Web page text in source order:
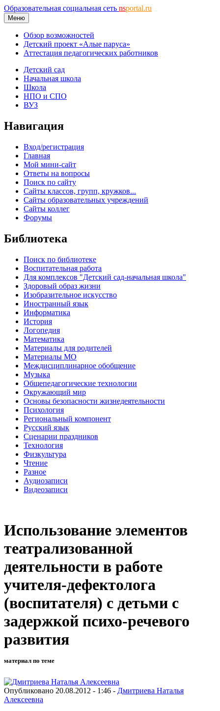
Образовательная социальная сеть nsportal.ru
Меню
Обзор возможностей
Детский проект «Алые паруса»
Аттестация педагогических работников
Детский сад
Начальная школа
Школа
НПО и СПО
ВУЗ
Навигация
Вход/регистрация
Главная
Мой мини-сайт
Ответы на вопросы
Поиск по сайту
Сайты классов, групп, кружков...
Сайты образовательных учреждений
Сайты коллег
Форумы
Библиотека
Поиск по библиотеке
Воспитательная работа
Для комплексов "Детский сад-начальная школа"
Здоровый образ жизни
Изобразительное искусство
Иностранный язык
Информатика
История
Логопедия
Математика
Материалы для родителей
Материалы МО
Междисциплинарное обобщение
Музыка
Общепедагогические технологии
Окружающий мир
Основы безопасности жизнедеятельности
Психология
Региональный компонент
Русский язык
Сценарии праздников
Технология
Физкультура
Чтение
Разное
Аудиозаписи
Видеозаписи
Использование элементов
театрализованной
деятельности в работе
учителя-дефектолога
(воспитателя) с детьми с
задержкой психо-речевого
развития
материал по теме
Опубликовано 20.08.2012 - 1:46 - Дмитриева Наталья
Алексеевна